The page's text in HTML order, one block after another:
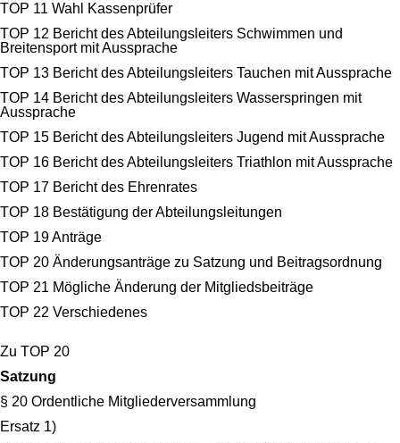
TOP 11 Wahl Kassenprüfer
TOP 12 Bericht des Abteilungsleiters Schwimmen und
Breitensport mit Aussprache
TOP 13 Bericht des Abteilungsleiters Tauchen mit Aussprache
TOP 14 Bericht des Abteilungsleiters Wasserspringen mit
Aussprache
TOP 15 Bericht des Abteilungsleiters Jugend mit Aussprache
TOP 16 Bericht des Abteilungsleiters Triathlon mit Aussprache
TOP 17 Bericht des Ehrenrates
TOP 18 Bestätigung der Abteilungsleitungen
TOP 19 Anträge
TOP 20 Änderungsanträge zu Satzung und Beitragsordnung
TOP 21 Mögliche Änderung der Mitgliedsbeiträge
TOP 22 Verschiedenes
Zu TOP 20
Satzung
§ 20 Ordentliche Mitgliederversammlung
Ersatz 1)